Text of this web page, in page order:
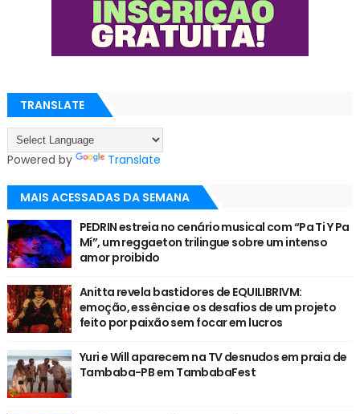
TRANSLATE
Powered by Translate
MAIS ACESSADAS DA SEMANA
PEDRIN estreia no cenário musical com “Pa Ti Y Pa
Mí”, um reggaeton trilingue sobre um intenso
amor proibido
Anitta revela bastidores de EQUILIBRIVM:
emoção, essência e os desafios de um projeto
feito por paixão sem focar em lucros
Yuri e Will aparecem na TV desnudos em praia de
Tambaba-PB em TambabaFest